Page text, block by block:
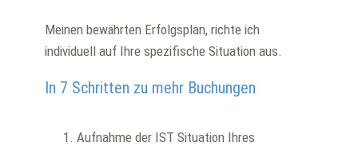
Meinen bewährten Erfolgsplan, richte ich
individuell auf Ihre spezifische Situation aus.
In 7 Schritten zu mehr Buchungen
Aufnahme der IST Situation Ihres